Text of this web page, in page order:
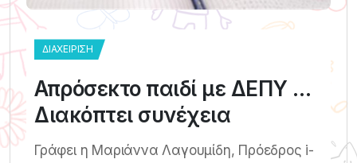
ΔΙΑΧΕΊΡΙΣΗ
Απρόσεκτο παιδί με ΔΕΠΥ …
Διακόπτει συνέχεια
Γράφει η Μαριάννα Λαγουμίδη, Πρόεδρος i-